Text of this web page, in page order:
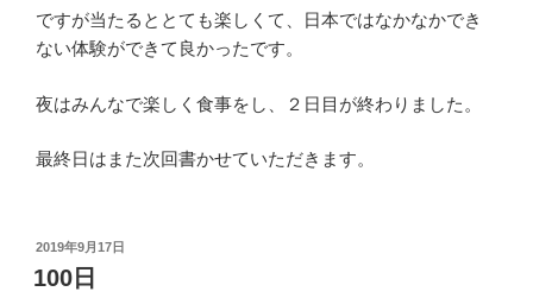
ですが当たるととても楽しくて、日本ではなかなかでき
ない体験ができて良かったです。
夜はみんなで楽しく食事をし、２日目が終わりました。
最終日はまた次回書かせていただきます。
投
稿
日:
2019年9月17日
100日